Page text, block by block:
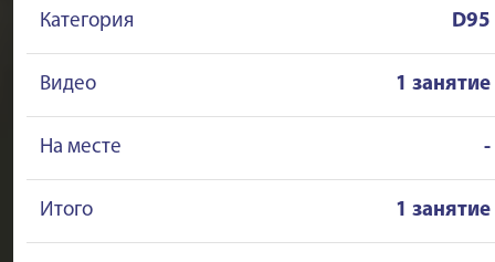
Категория D95
Видео 1 занятие
На месте -
Итого 1 занятие